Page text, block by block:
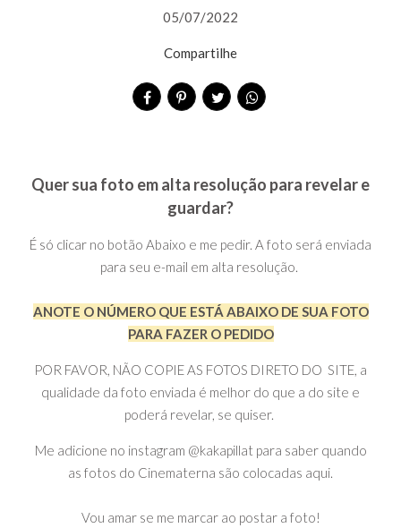
05/07/2022
Compartilhe
Quer sua foto em alta resolução para revelar e
guardar?
É só clicar no botão Abaixo e me pedir. A foto será enviada
para seu e-mail em alta resolução.
ANOTE O NÚMERO QUE ESTÁ ABAIXO DE SUA FOTO
PARA FAZER O PEDIDO
POR FAVOR, NÃO COPIE AS FOTOS DIRETO DO SITE, a
qualidade da foto enviada é melhor do que a do site e
poderá revelar, se quiser.
Me adicione no instagram @kakapillat para saber quando
as fotos do Cinematerna são colocadas aqui.
Vou amar se me marcar ao postar a foto!